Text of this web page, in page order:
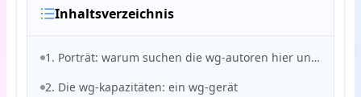
Inhaltsverzeichnis
1. Porträt: warum suchen die wg-autoren hier und dort
2. Die wg-kapazitäten: ein wg-gerät